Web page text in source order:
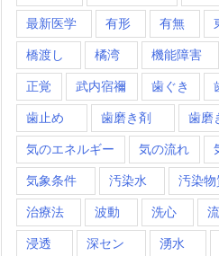
最新医学 有形 有無
橋渡し 橘湾 機能障害
正覚 武内宿禰 歯ぐき
歯止め 歯磨き剤 歯磨
気のエネルギー 気の流れ
気象条件 汚染水 汚染物
治療法 波動 洗心
浸透 深セン 湧水